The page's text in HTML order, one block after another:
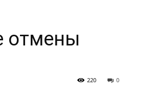
отмены
0
220